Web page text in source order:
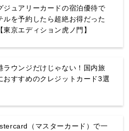
ジュアリーカードの宿泊優待で
ルを予約したら超絶お得だった
東京エディション虎ノ門】
ラウンジだけじゃない！国内旅
おすすめのクレジットカード3選
（マスターカード）で一